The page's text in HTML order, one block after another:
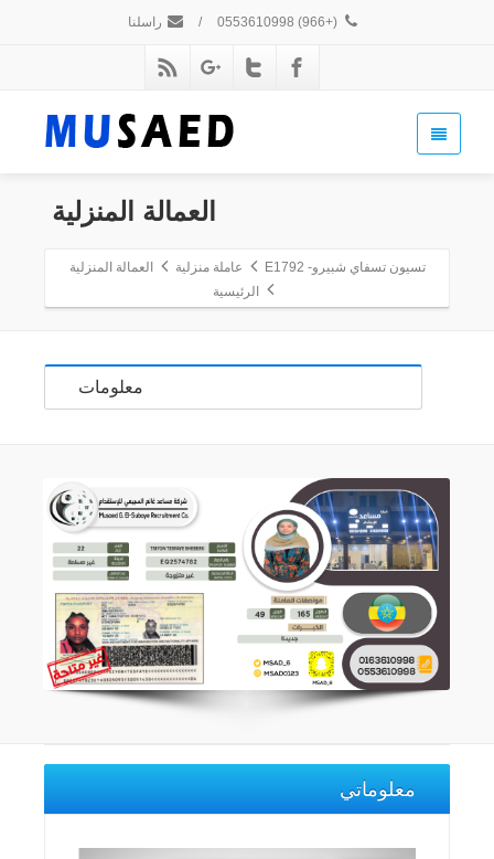
(+966) 0553610998
/ راسلنا
العمالة المنزلية
تسيون تسفاي شبيرو- E1792 عاملة منزلية
العمالة المنزلية
الرئيسية
معلومات
معلوماتي